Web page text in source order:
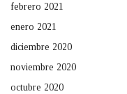
febrero 2021
enero 2021
diciembre 2020
noviembre 2020
octubre 2020